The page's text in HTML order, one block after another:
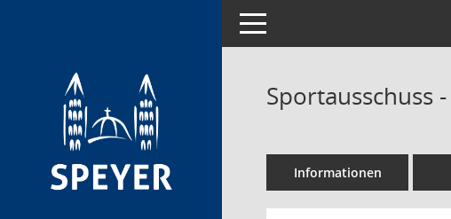
Toggle navigation
Sportausschuss
Informationen